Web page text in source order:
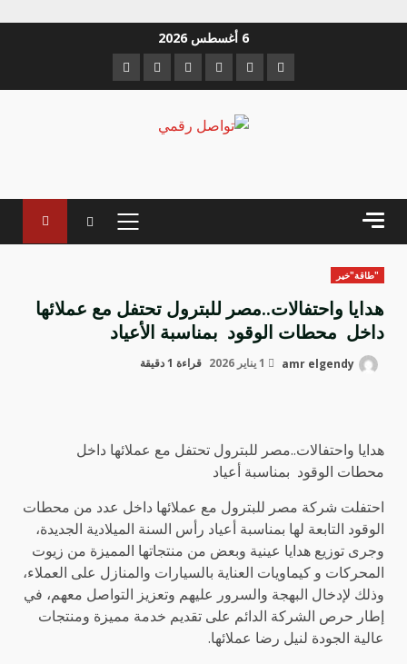
6 أغسطس 2026
Facebook
Twitter
Linkedin
VK
Youtube
Instagram
القائمة
الرئيسية
"طاقة"خير
هدايا واحتفالات..مصر للبترول تحتفل مع عملائها
داخل محطات الوقود بمناسبة الأعياد
قراءة 1 دقيقة
هدايا واحتفالات..مصر للبترول تحتفل مع عملائها داخل
محطات الوقود بمناسبة أعياد
احتفلت شركة مصر للبترول مع عملائها داخل عدد من محطات
الوقود التابعة لها بمناسبة أعياد رأس السنة الميلادية الجديدة،
وجرى توزيع هدايا عينية وبعض من منتجاتها المميزة من زيوت
المحركات و كيماويات العناية بالسيارات والمنازل على العملاء،
وذلك لإدخال البهجة والسرور عليهم وتعزيز التواصل معهم، في
إطار حرص الشركة الدائم على تقديم خدمة مميزة ومنتجات
عالية الجودة لنيل رضا عملائها.